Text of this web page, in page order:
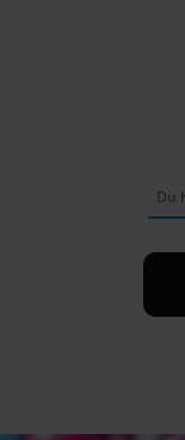
Du